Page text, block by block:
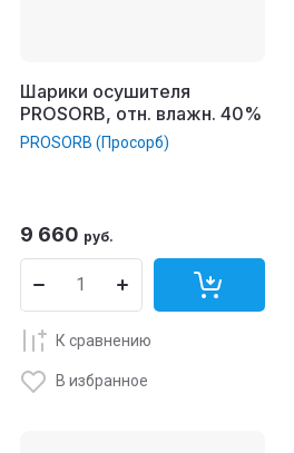
Шарики осушителя
PROSORB, отн. влажн. 40%
PROSORB (Просорб)
9 660 руб.
К сравнению
В избранное